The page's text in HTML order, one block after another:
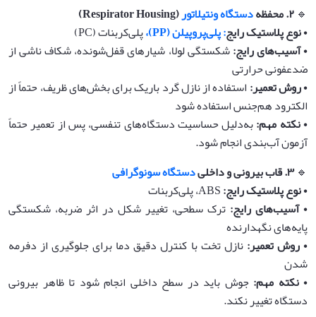
🔹۲.محفظهدستگاه ونتیلاتور(Respirator Housing)
•‌نوع پلاستیک رایج: پلی‌پروپیلن (PP)،
پلی‌کربنات (PC)
•‌آسیب‌های رایج:شکستگی لولا، شیارهای قفل‌شونده، شکاف ناشی از
ضدعفونی حرارتی
•‌روش تعمیر:استفاده از نازل گرد باریک برای بخش‌های ظریف، حتماً از
الکترود هم‌جنس استفاده شود
•‌نکته مهم:به‌دلیل حساسیت دستگاه‌های تنفسی، پس از تعمیر حتماً
آزمون آب‌بندی انجام شود.
🔹۳.قاب بیرونی و داخلیدستگاه سونوگرافی
•‌نوع پلاستیک رایج:
•‌آسیب‌های رایج: ترک‌ سطحی، تغییر شکل در اثر ضربه، شکستگی
پایه‌های نگهدارنده
•‌روش تعمیر:نازل تخت با کنترل دقیق دما برای جلوگیری از دفرمه
شدن
•‌نکته مهم: جوش باید در سطح داخلی انجام شود تا ظاهر بیرونی
دستگاه تغییر نکند.